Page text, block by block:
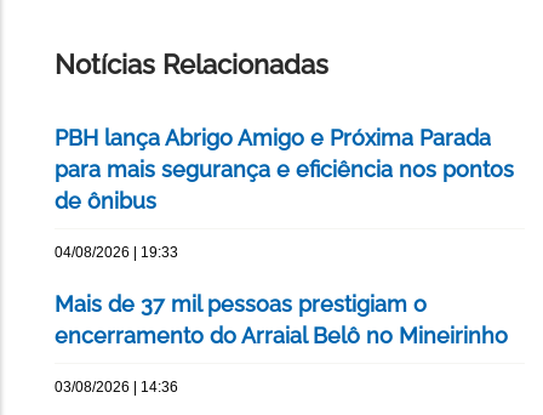
Notícias Relacionadas
PBH lança Abrigo Amigo e Próxima Parada
para mais segurança e eficiência nos pontos
de ônibus
04/08/2026 | 19:33
Mais de 37 mil pessoas prestigiam o
encerramento do Arraial Belô no Mineirinho
03/08/2026 | 14:36